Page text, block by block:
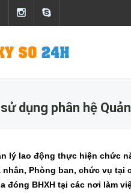
dụng phân hệ
lý lao động thực hiện chức
Phòng ban, chức vụ tại
đóng BHXH tại các nơi làm